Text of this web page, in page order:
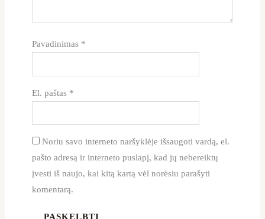
Pavadinimas *
El. paštas *
Noriu savo interneto naršyklėje išsaugoti vardą, el.
pašto adresą ir interneto puslapį, kad jų nebereiktų
įvesti iš naujo, kai kitą kartą vėl norėsiu parašyti
komentarą.